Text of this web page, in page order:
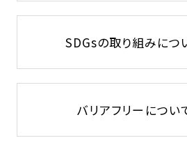
ホテル館内にアルコール
ホテル入口、ロビー、ELV
ラン、大浴場等各所に設置
SDGsの取り組みにつ
バリアフリーについ